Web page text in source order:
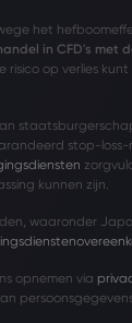
het
in CFD's met
op verlies
stop-loss-
kunnen zijn.
waaronder
opnemen via